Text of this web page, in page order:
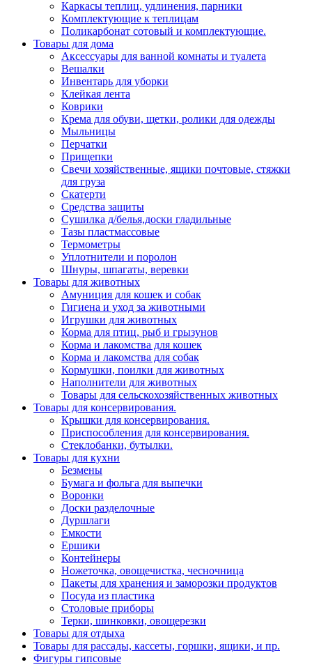
Каркасы теплиц, удлинения, парники
Комплектующие к теплицам
Поликарбонат сотовый и комплектующие.
Товары для дома
Аксессуары для ванной комнаты и туалета
Вешалки
Инвентарь для уборки
Клейкая лента
Коврики
Крема для обуви, щетки, ролики для одежды
Мыльницы
Перчатки
Прищепки
Свечи хозяйственные, ящики почтовые, стяжки
для груза
Скатерти
Средства защиты
Сушилка д/белья,доски гладильные
Тазы пластмассовые
Термометры
Уплотнители и поролон
Шнуры, шпагаты, веревки
Товары для животных
Амуниция для кошек и собак
Гигиена и уход за животными
Игрушки для животных
Корма для птиц, рыб и грызунов
Корма и лакомства для кошек
Корма и лакомства для собак
Кормушки, поилки для животных
Наполнители для животных
Товары для сельскохозяйственных животных
Товары для консервирования.
Крышки для консервирования.
Приспособления для консервирования.
Стеклобанки, бутылки.
Товары для кухни
Безмены
Бумага и фольга для выпечки
Воронки
Доски разделочные
Дуршлаги
Емкости
Ершики
Контейнеры
Ножеточка, овощечистка, чесночница
Пакеты для хранения и заморозки продуктов
Посуда из пластика
Столовые приборы
Терки, шинковки, овощерезки
Товары для отдыха
Товары для рассады, кассеты, горшки, ящики, и пр.
Фигуры гипсовые